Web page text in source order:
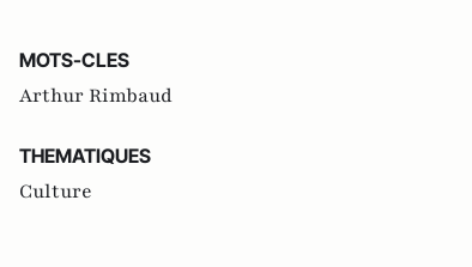
MOTS-CLES
Arthur Rimbaud
THEMATIQUES
Culture